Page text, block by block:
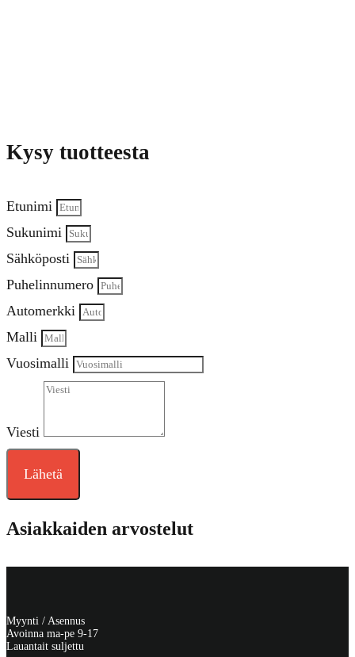
Kysy tuotteesta
Etunimi
Sukunimi
Sähköposti
Puhelinnumero
Automerkki
Malli
Vuosimalli
Viesti
Lähetä
Asiakkaiden arvostelut
Myynti / Asennus
Avoinna ma-pe 9-17
Lauantait suljettu